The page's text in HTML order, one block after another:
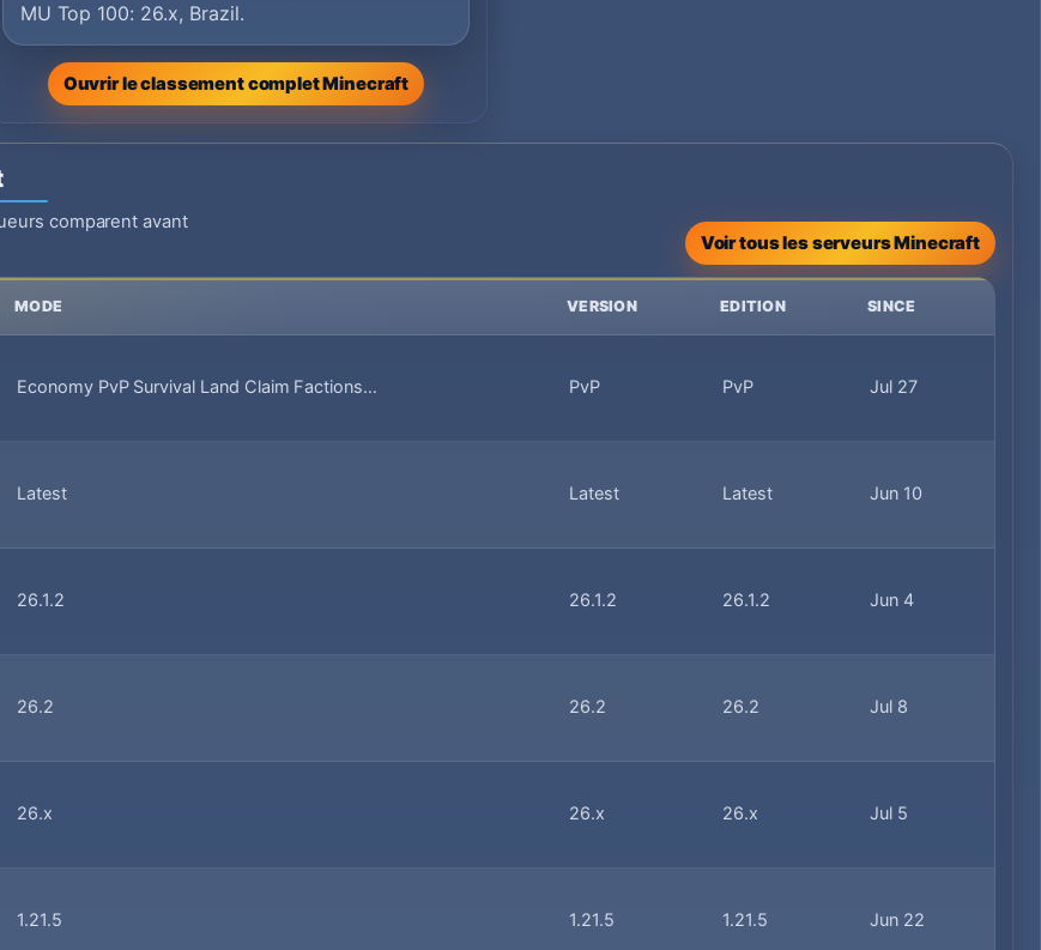
MU Top 100: 26.x, Brazil.
Ouvrir le classement complet Minecraft
comparent avant
Voir tous les serveurs Minecraft
MODE VERSION EDITION SINCE
Economy PvP Survival Land Claim Factions… PvP PvP Jul 27
Latest Latest Latest Jun 10
26.1.2 26.1.2 26.1.2 Jun 4
26.2 26.2 26.2 Jul 8
26.x 26.x 26.x Jul 5
1.21.5 1.21.5 1.21.5 Jun 22